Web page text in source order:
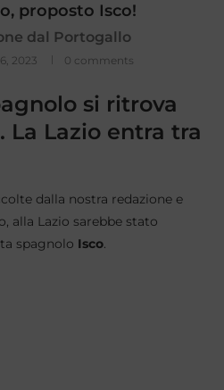
proposto Isco!
dal Portogallo
2023 0 comments
si ritrova
La Lazio entra tra
dalla nostra redazione e
alla Lazio sarebbe stato
spagnolo Isco.